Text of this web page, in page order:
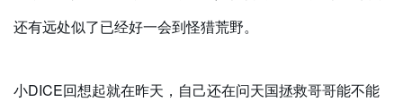
还有远处似了已经好一会到怪猎荒野。
小DICE回想起就在昨天，自己还在问天国拯救哥哥能不能